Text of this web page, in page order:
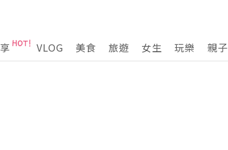
VLOG 美食 旅遊 女生 玩樂 親子